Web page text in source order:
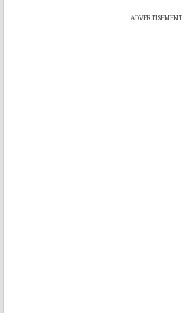
ADVERTISEMENT